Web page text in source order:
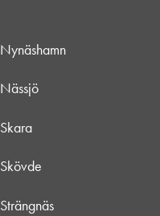
Nynäshamn
Nässjö
Skara
Skövde
Strängnäs